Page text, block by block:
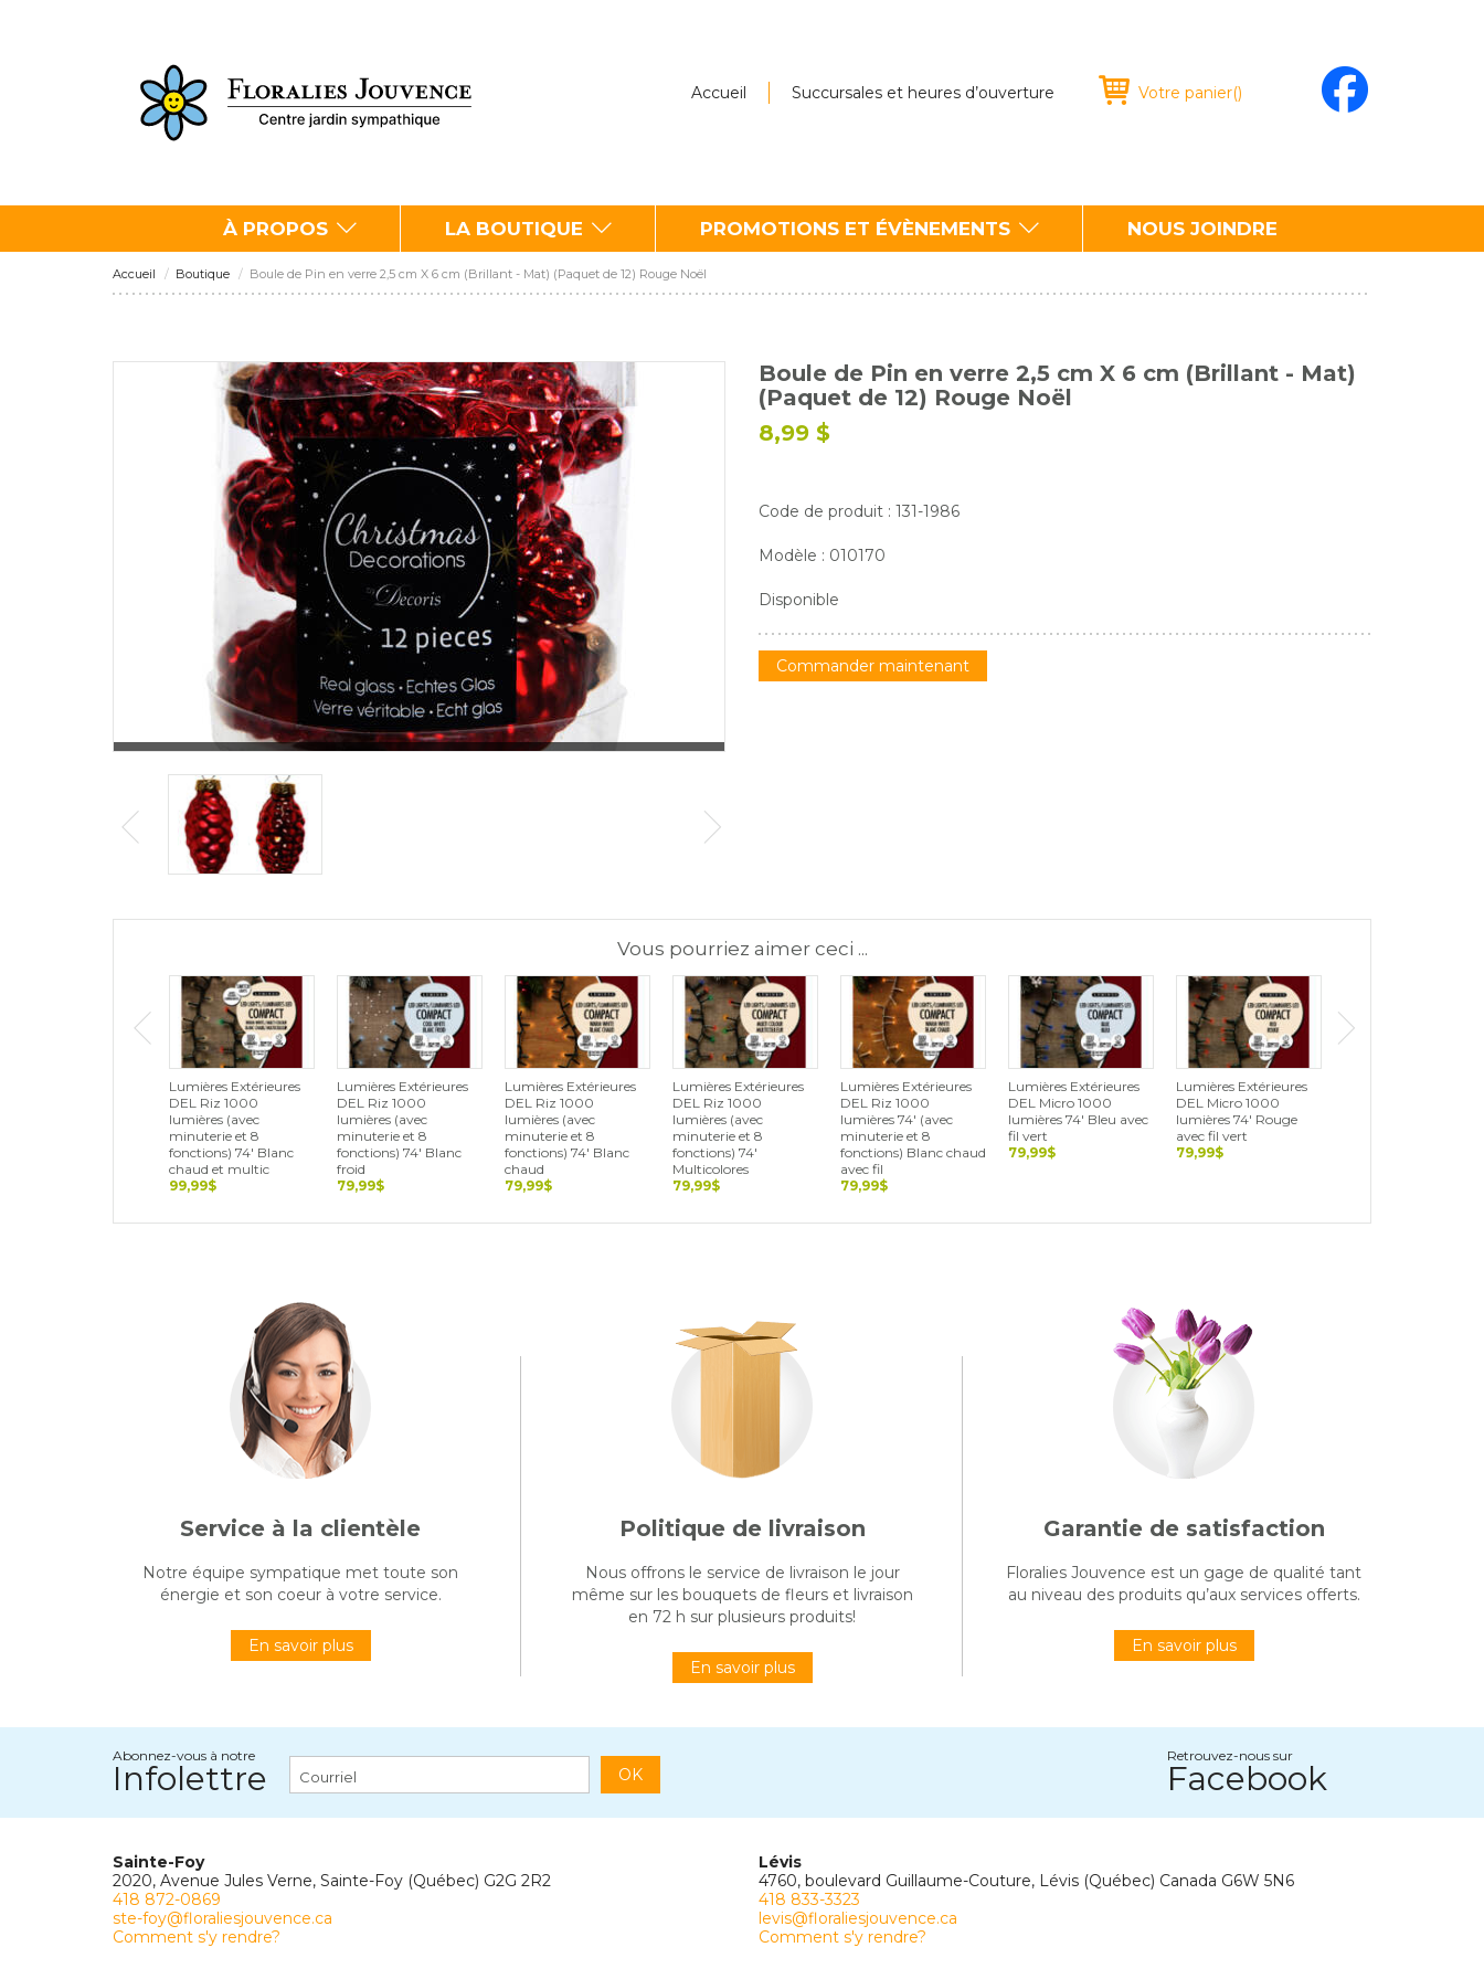
Accueil Succursales et heures d’ouverture Votre panier()
À PROPOS LA BOUTIQUE PROMOTIONS ET ÉVÈNEMENTS NOUS JOINDRE
Accueil Boutique Boule de Pin en verre 2,5 cm X 6 cm (Brillant - Mat) (Paquet de 12) Rouge Noël
Boule de Pin en verre 2,5 cm X 6 cm (Brillant - Mat)
(Paquet de 12) Rouge Noël
8,99 $
Code de produit : 131-1986
Modèle : 010170
Disponible
Commander maintenant
Vous pourriez aimer ceci ...
Lumières Extérieures
DEL Riz 1000
lumières (avec
minuterie et 8
fonctions) 74' Blanc
chaud et multic
99,99$
Lumières Extérieures
DEL Riz 1000
lumières (avec
minuterie et 8
fonctions) 74' Blanc
froid
79,99$
Lumières Extérieures
DEL Riz 1000
lumières (avec
minuterie et 8
fonctions) 74' Blanc
chaud
79,99$
Lumières Extérieures
DEL Riz 1000
lumières (avec
minuterie et 8
fonctions) 74'
Multicolores
79,99$
Lumières Extérieures
DEL Riz 1000
lumières 74' (avec
minuterie et 8
fonctions) Blanc chaud
avec fil
79,99$
Lumières Extérieures
DEL Micro 1000
lumières 74' Bleu avec
fil vert
79,99$
Lumières Extérieures
DEL Micro 1000
lumières 74' Rouge
avec fil vert
79,99$
Service à la clientèle
Notre équipe sympatique met toute son
énergie et son coeur à votre service.
En savoir plus
Politique de livraison
Nous offrons le service de livraison le jour
même sur les bouquets de fleurs et livraison
en 72 h sur plusieurs produits!
En savoir plus
Garantie de satisfaction
Floralies Jouvence est un gage de qualité tant
au niveau des produits qu’aux services offerts.
En savoir plus
Abonnez-vous à notre
Infolettre OK
Retrouvez-nous sur
Facebook
Sainte-Foy
2020, Avenue Jules Verne, Sainte-Foy (Québec) G2G 2R2
418 872-0869
ste-foy@floraliesjouvence.ca
Comment s'y rendre?
Lévis
4760, boulevard Guillaume-Couture, Lévis (Québec) Canada G6W 5N6
418 833-3323
levis@floraliesjouvence.ca
Comment s'y rendre?